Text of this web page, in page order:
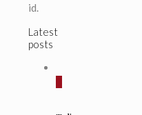
id.
Latest
posts